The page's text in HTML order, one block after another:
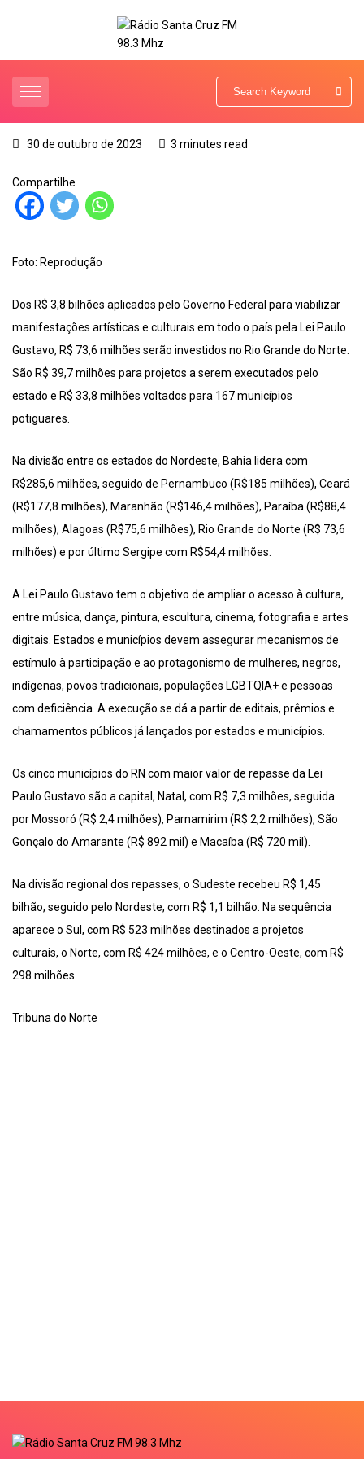
30 de outubro de 2023 3 minutes read
Compartilhe
Foto: Reprodução
Dos R$ 3,8 bilhões aplicados pelo Governo Federal para viabilizar
manifestações artísticas e culturais em todo o país pela Lei Paulo
Gustavo, R$ 73,6 milhões serão investidos no Rio Grande do Norte.
São R$ 39,7 milhões para projetos a serem executados pelo
estado e R$ 33,8 milhões voltados para 167 municípios
potiguares.
Na divisão entre os estados do Nordeste, Bahia lidera com
R$285,6 milhões, seguido de Pernambuco (R$185 milhões), Ceará
(R$177,8 milhões), Maranhão (R$146,4 milhões), Paraíba (R$88,4
milhões), Alagoas (R$75,6 milhões), Rio Grande do Norte (R$ 73,6
milhões) e por último Sergipe com R$54,4 milhões.
A Lei Paulo Gustavo tem o objetivo de ampliar o acesso à cultura,
entre música, dança, pintura, escultura, cinema, fotografia e artes
digitais. Estados e municípios devem assegurar mecanismos de
estímulo à participação e ao protagonismo de mulheres, negros,
indígenas, povos tradicionais, populações LGBTQIA+ e pessoas
com deficiência. A execução se dá a partir de editais, prêmios e
chamamentos públicos já lançados por estados e municípios.
Os cinco municípios do RN com maior valor de repasse da Lei
Paulo Gustavo são a capital, Natal, com R$ 7,3 milhões, seguida
por Mossoró (R$ 2,4 milhões), Parnamirim (R$ 2,2 milhões), São
Gonçalo do Amarante (R$ 892 mil) e Macaíba (R$ 720 mil).
Na divisão regional dos repasses, o Sudeste recebeu R$ 1,45
bilhão, seguido pelo Nordeste, com R$ 1,1 bilhão. Na sequência
aparece o Sul, com R$ 523 milhões destinados a projetos
culturais, o Norte, com R$ 424 milhões, e o Centro-Oeste, com R$
298 milhões.
Tribuna do Norte